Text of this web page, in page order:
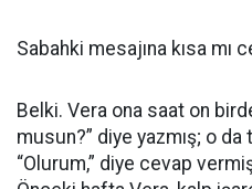
Sabahki mesajına kısa mı
Belki. Vera ona saat on
musun?” diye yazmış; o da
“Olurum,” diye cevap